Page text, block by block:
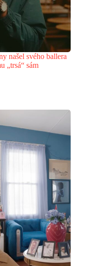
našel svého ballera
„trsá“ sám